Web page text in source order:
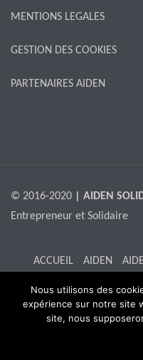
MENTIONS LEGALES
GESTION DES COOKIES
PARTENAIRES AIDEN
© 2016-2020 | AIDEN
Entrepreneur et Solidaire
ACCUEIL AIDEN
Nous utilisons des
expérience sur notre site
site, nous